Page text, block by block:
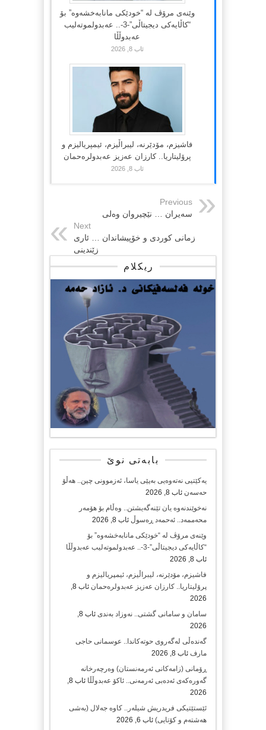
وێنەی مرۆڤ لە “خودێکی مانابەخشەوە” بۆ
“کاڵایەکی دیجیتاڵی”-3-.. عەبدولموتەلیب
عەبدوڵڵا
ئاب 8, 2026
فاشیزم، مۆدێرنە، لیبراڵیزم، ئیمپریالیزم و
پرۆلیتاریا.. کارزان عەزیز عەبدولرەحمان
ئاب 8, 2026
Previous
سه‌یران … نێچیروان وه‌لی
Next
زمانی كوردی و خۆپیشاندان … ئاری
زێندینی
ریکلام
بابەتی نوێ
یەکێتیی نەتەوەیی بەپێی یاسا، ئەزموونی چین.. هەڵۆ
حەسەن ئاب 8, 2026
نەخوێندنەوە یان تێنەگەیشتن.. وەڵام بۆ هۆمەر
محەممەد.. ئەحمەد ڕەسوڵ ئاب 8, 2026
وێنەی مرۆڤ لە “خودێکی مانابەخشەوە” بۆ
“کاڵایەکی دیجیتاڵی”-3-.. عەبدولموتەلیب عەبدوڵڵا
ئاب 8, 2026
فاشیزم، مۆدێرنە، لیبراڵیزم، ئیمپریالیزم و
پرۆلیتاریا.. کارزان عەزیز عەبدولرەحمان
ئاب 8,
2026
سامان و سامانی گشتی.. نەوزاد بەندی
ئاب 8,
2026
گەندەڵی لەگەروی حوتەکاندا.. عوسمانی حاجی
مارف ئاب 8, 2026
ڕۆمانی (زامه‌كانی ئەرمەنستان) وه‌رچه‌رخانه‌
گه‌وره‌كه‌ی ئه‌ده‌بی ئه‌رمه‌نی.. ئاكۆ عه‌بدوڵڵا
ئاب 8,
2026
ئێستێتیکی فریدریش شیلەر.. کاوە جەلال (بەشی
هەشتەم و کۆتایی) ئاب 6, 2026